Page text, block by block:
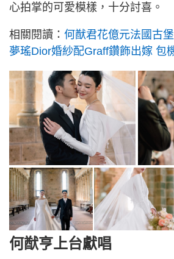
心拍掌的可愛模樣，十分討喜。
相關閱讀： 何猷君花億元法國古
夢瑤Dior婚紗配Graff鑽飾出嫁 包
何猷亨上台獻唱